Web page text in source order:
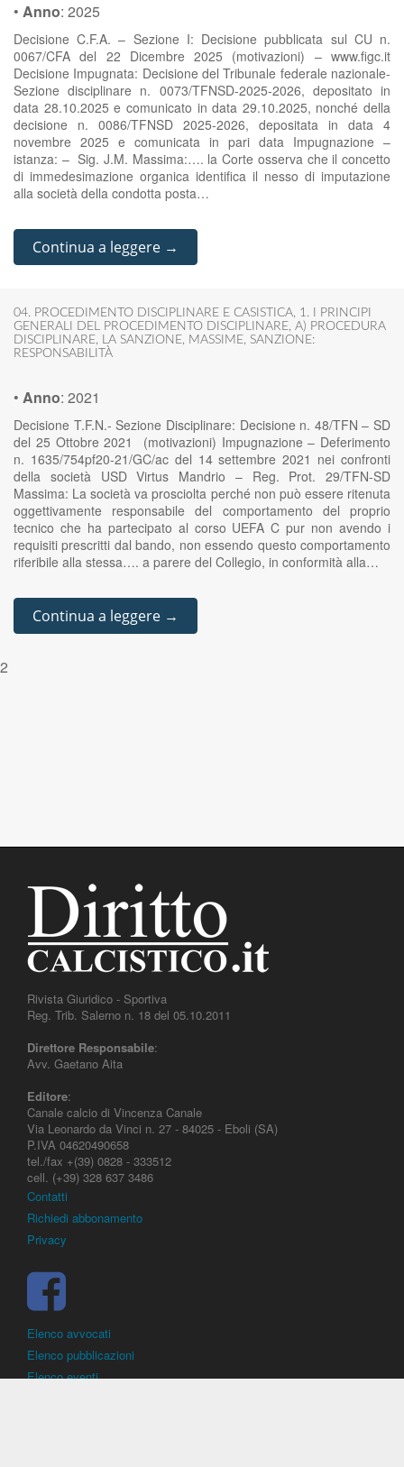
• Anno: 2025
Decisione C.F.A. – Sezione I: Decisione pubblicata sul CU n.
0067/CFA del 22 Dicembre 2025 (motivazioni) – www.figc.it
Decisione Impugnata: Decisione del Tribunale federale nazionale-
Sezione disciplinare n. 0073/TFNSD-2025-2026, depositato in
data 28.10.2025 e comunicato in data 29.10.2025, nonché della
decisione n. 0086/TFNSD 2025-2026, depositata in data 4
novembre 2025 e comunicata in pari data Impugnazione –
istanza: – Sig. J.M. Massima:…. la Corte osserva che il concetto
di immedesimazione organica identifica il nesso di imputazione
alla società della condotta posta…
Continua a leggere →
04. PROCEDIMENTO DISCIPLINARE E CASISTICA, 1. I PRINCIPI
GENERALI DEL PROCEDIMENTO DISCIPLINARE, A) PROCEDURA
DISCIPLINARE, LA SANZIONE, MASSIME, SANZIONE:
RESPONSABILITÀ
• Anno: 2021
Decisione T.F.N.- Sezione Disciplinare: Decisione n. 48/TFN – SD
del 25 Ottobre 2021 (motivazioni) Impugnazione – Deferimento
n. 1635/754pf20-21/GC/ac del 14 settembre 2021 nei confronti
della società USD Virtus Mandrio – Reg. Prot. 29/TFN-SD
Massima: La società va prosciolta perché non può essere ritenuta
oggettivamente responsabile del comportamento del proprio
tecnico che ha partecipato al corso UEFA C pur non avendo i
requisiti prescritti dal bando, non essendo questo comportamento
riferibile alla stessa…. a parere del Collegio, in conformità alla…
Continua a leggere →
2
Rivista Giuridico - Sportiva
Reg. Trib. Salerno n. 18 del 05.10.2011
Direttore Responsabile:
Avv. Gaetano Aita
Editore:
Canale calcio di Vincenza Canale
Via Leonardo da Vinci n. 27 - 84025 - Eboli (SA)
P.IVA 04620490658
tel./fax +(39) 0828 - 333512
cell. (+39) 328 637 3486
Contatti
Richiedi abbonamento
Privacy
Elenco avvocati
Elenco pubblicazioni
Elenco eventi